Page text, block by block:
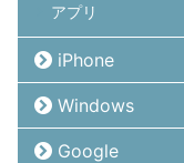
アプリ
iPhone
Windows
Google